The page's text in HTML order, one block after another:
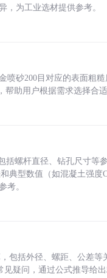
，为工业选材提供参考。
砂200目对应的表面粗
助用户根据需求选择合适
螺杆直径、钻孔尺寸等
典型数值（如混凝土强度
考。
包括外径、螺距、公差
见疑问，通过公式推导给